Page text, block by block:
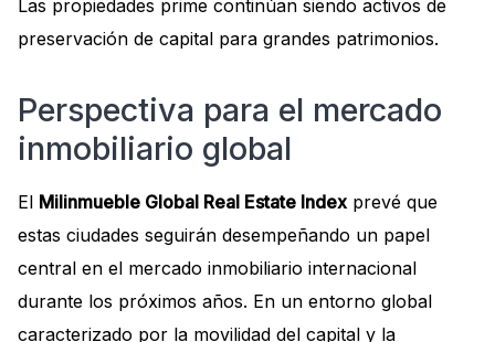
Las propiedades prime continúan siendo activos de
preservación de capital para grandes patrimonios.
Perspectiva para el mercado
inmobiliario global
El Milinmueble Global Real Estate Index prevé que
estas ciudades seguirán desempeñando un papel
central en el mercado inmobiliario internacional
durante los próximos años. En un entorno global
caracterizado por la movilidad del capital y la